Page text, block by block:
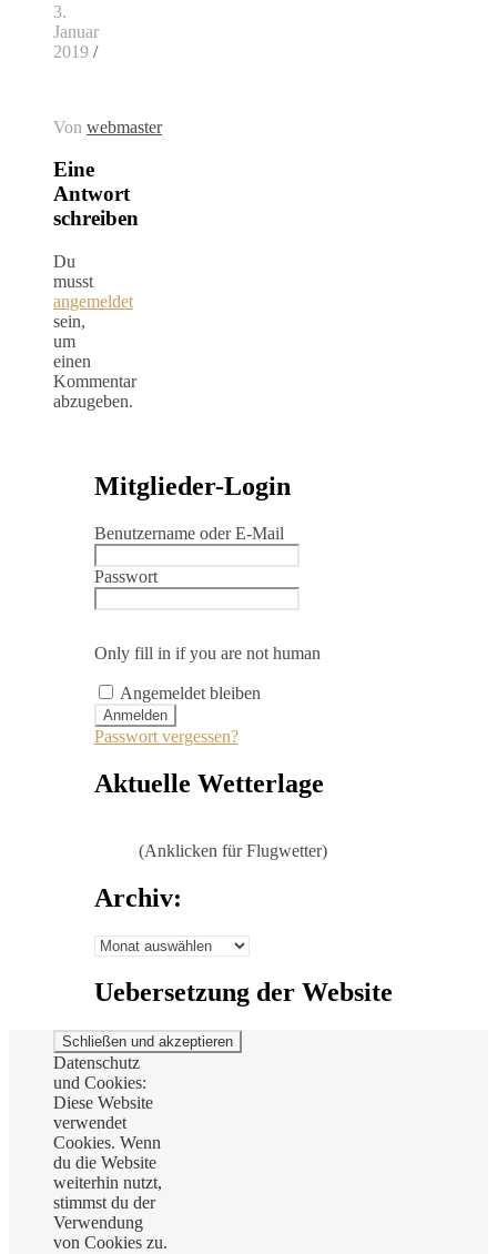
3.
Januar
2019 /
Von webmaster
Eine
Antwort
schreiben
Du
musst
angemeldet
sein,
um
einen
Kommentar
abzugeben.
Mitglieder-Login
Benutzername oder E-Mail
Passwort
Only fill in if you are not human
Angemeldet bleiben
Passwort vergessen?
Aktuelle Wetterlage
(Anklicken für Flugwetter)
Archiv:
Archiv:
Uebersetzung der Website
Datenschutz
und Cookies:
Diese Website
verwendet
Cookies. Wenn
du die Website
weiterhin nutzt,
stimmst du der
Verwendung
von Cookies zu.